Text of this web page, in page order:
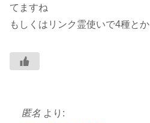
てますね
もしくはリンク霊使いで4種とか
匿名 より: